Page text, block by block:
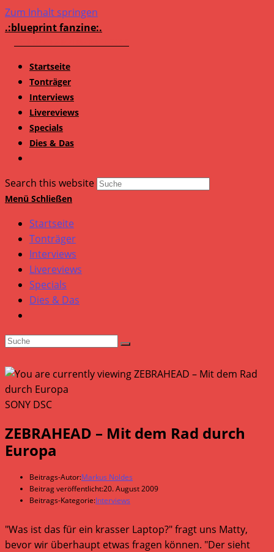
Zum Inhalt springen
.:blueprint fanzine:.
Startseite
Tonträger
Interviews
Livereviews
Specials
Dies & Das
Search this website
Menü Schließen
Startseite
Tonträger
Interviews
Livereviews
Specials
Dies & Das
SONY DSC
ZEBRAHEAD – Mit dem Rad durch
Europa
Beitrags-Autor:Markus Noldes
Beitrag veröffentlicht:20. August 2009
Beitrags-Kategorie:Interviews
"Was ist das für ein krasser Laptop?" fragt uns Matty,
bevor wir überhaupt etwas fragen können. "Der sieht